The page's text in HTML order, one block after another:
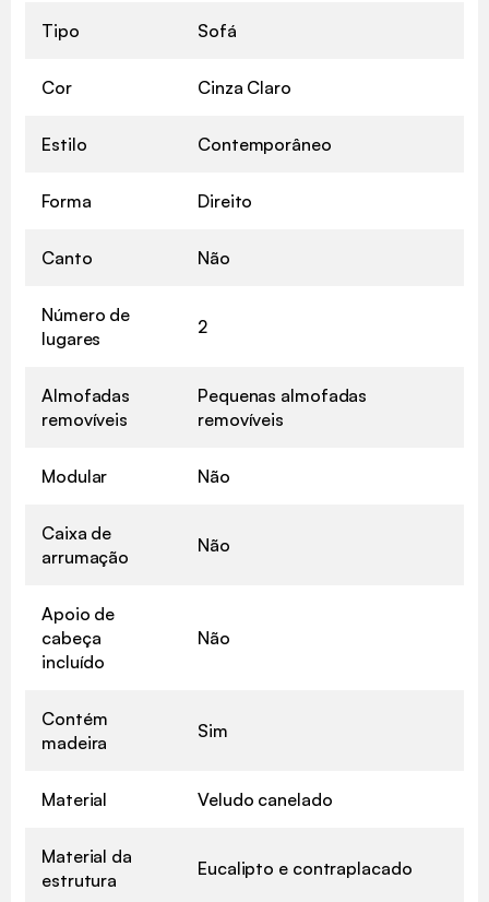
Tipo Sofá
Cor Cinza Claro
Estilo Contemporâneo
Forma Direito
Canto Não
Número de
lugares
2
Almofadas
removíveis
Pequenas almofadas
removíveis
Modular Não
Caixa de
arrumação
Não
Apoio de
cabeça
incluído
Não
Contém
madeira
Sim
Material Veludo canelado
Material da
estrutura
Eucalipto e contraplacado